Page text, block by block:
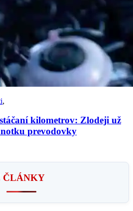
,
kilometrov: Zlodeji už
prevodovky
ČLÁNKY